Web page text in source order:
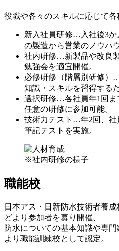
役職や各々のスキルに応じて各
新入社員研修…入社後3か
の製造から営業のノウハ
社内研修…新製品や改良
勉強会を適宜開催。
必修研修（階層別研修）
知識・スキルを習得する
選択研修…各社員年1回ま
任意の研修に参加可能。
技術力テスト…年2回、社
筆記テストを実施。
※社内研修の様子
職能校
日本アス・日新防水技術者養
どより参加者を募り開催、
防水についての基本知識や専
より職能訓練校として認定。